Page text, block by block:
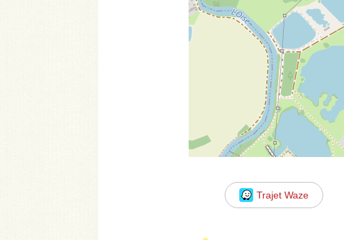
Trajet Waze